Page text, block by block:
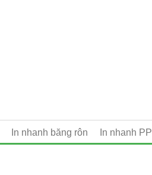
In nhanh băng rôn In nhanh PP